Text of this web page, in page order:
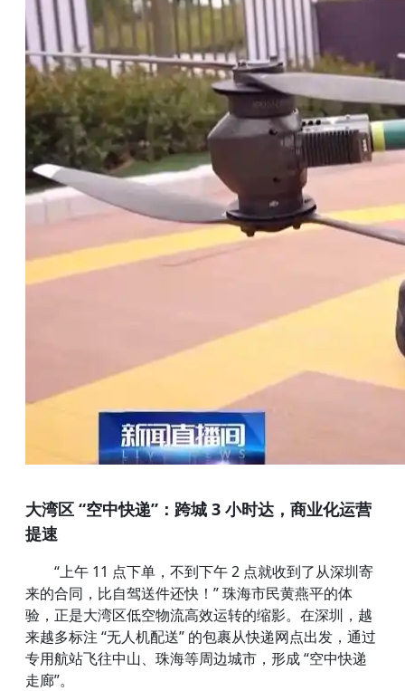
大湾区 “空中快递”：跨城 3 小时达，商业化运营
提速
“上午 11 点下单，不到下午 2 点就收到了从深圳寄
来的合同，比自驾送件还快！” 珠海市民黄燕平的体
验，正是大湾区低空物流高效运转的缩影。在深圳，越
来越多标注 “无人机配送” 的包裹从快递网点出发，通过
专用航站飞往中山、珠海等周边城市，形成 “空中快递
走廊”。